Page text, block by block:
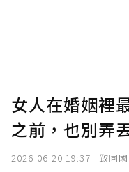
女人在婚姻裡
之前，也別弄
2026-06-20 19:37 致同